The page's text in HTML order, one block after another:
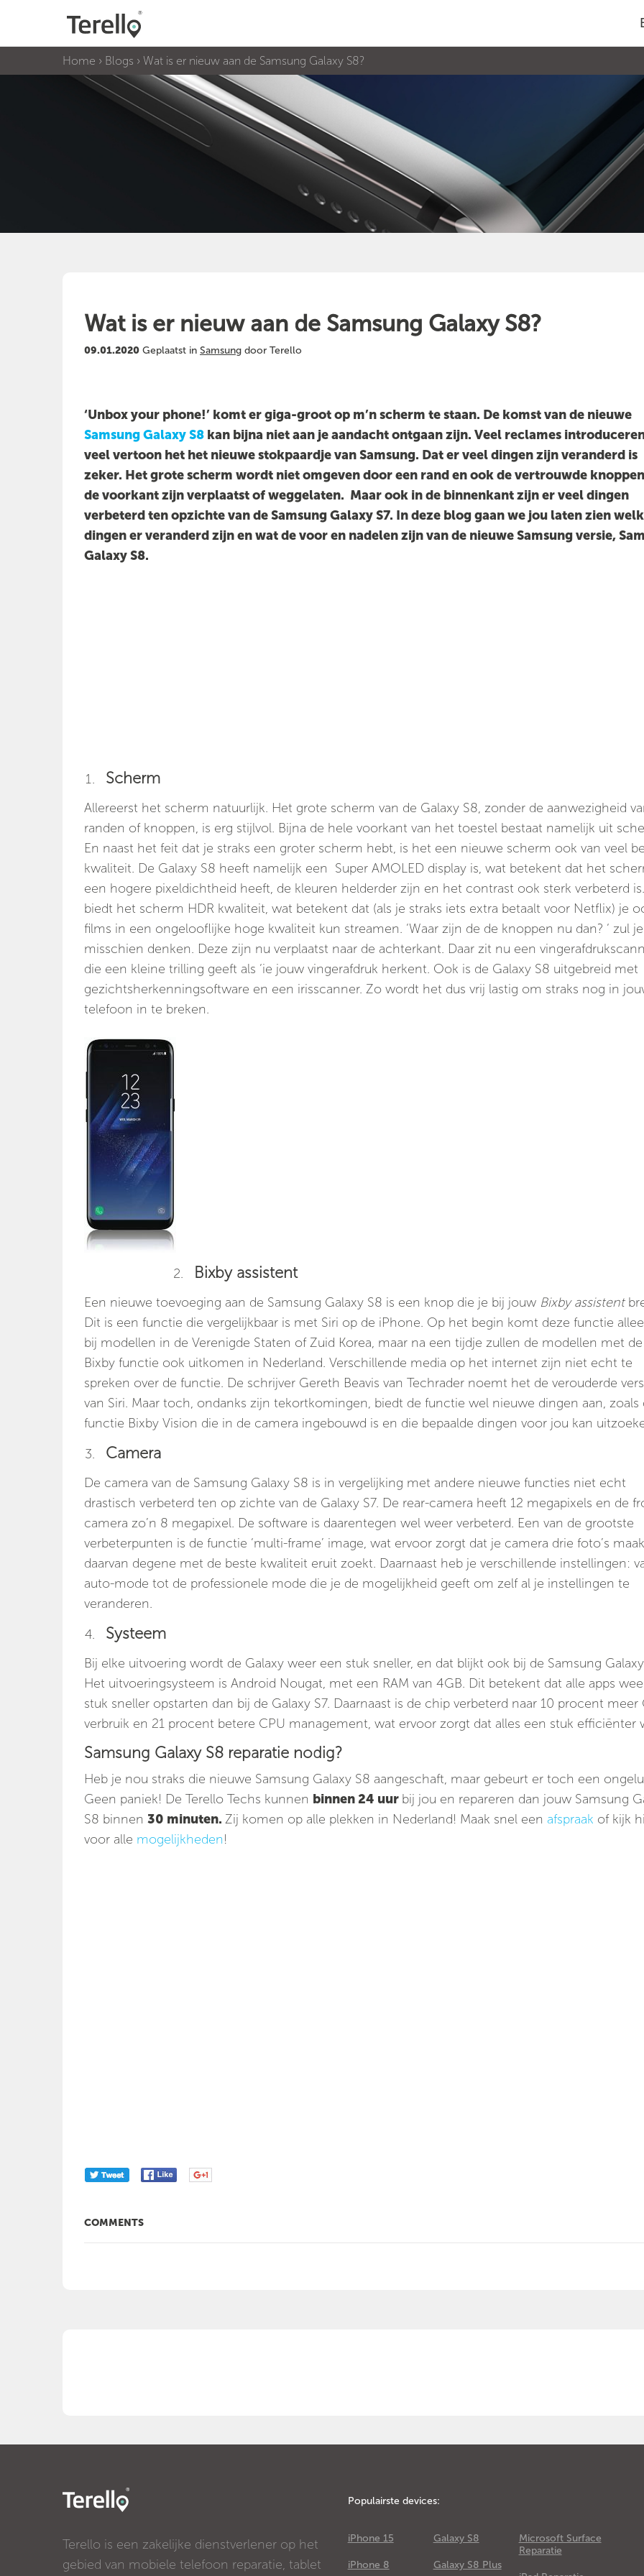
Home › Blogs › Wat is er nieuw aan de Samsung Galaxy S8?
Wat is er nieuw aan de Samsung Galaxy S8?
09.01.2020 Geplaatst in Samsung door Terello
‘Unbox your phone!’ komt er giga-groot op m’n scherm te staan. De komst van de nieuwe
Samsung Galaxy S8 kan bijna niet aan je aandacht ontgaan zijn. Veel reclames
veel vertoon het het nieuwe stokpaardje van Samsung. Dat er veel dingen zijn veranderd is
zeker. Het grote scherm wordt niet omgeven door een rand en ook de vertrouwde
de voorkant zijn verplaatst of weggelaten. Maar ook in de binnenkant zijn er veel dingen
verbeterd ten opzichte van de Samsung Galaxy S7. In deze blog gaan we jou laten zien
dingen er veranderd zijn en wat de voor en nadelen zijn van de nieuwe Samsung versie,
Galaxy S8.
Scherm
Allereerst het scherm natuurlijk. Het grote scherm van de Galaxy S8, zonder de aanwezigheid
randen of knoppen, is erg stijlvol. Bijna de hele voorkant van het toestel bestaat namelijk uit
En naast het feit dat je straks een groter scherm hebt, is het een nieuwe scherm ook van veel
kwaliteit. De Galaxy S8 heeft namelijk een Super AMOLED display is, wat betekent dat het
een hogere pixeldichtheid heeft, de kleuren helderder zijn en het contrast ook sterk verbeterd
biedt het scherm HDR kwaliteit, wat betekent dat (als je straks iets extra betaalt voor Netflix) je
films in een ongelooflijke hoge kwaliteit kun streamen. ‘Waar zijn de de knoppen nu dan? ‘ zul je
misschien denken. Deze zijn nu verplaatst naar de achterkant. Daar zit nu een
die een kleine trilling geeft als ‘ie jouw vingerafdruk herkent. Ook is de Galaxy S8 uitgebreid met
gezichtsherkenningsoftware en een irisscanner. Zo wordt het dus vrij lastig om straks nog in
telefoon in te breken.
Bixby assistent
Een nieuwe toevoeging aan de Samsung Galaxy S8 is een knop die je bij jouw Bixby assistent
Dit is een functie die vergelijkbaar is met Siri op de iPhone. Op het begin komt deze functie
bij modellen in de Verenigde Staten of Zuid Korea, maar na een tijdje zullen de modellen met de
Bixby functie ook uitkomen in Nederland. Verschillende media op het internet zijn niet echt te
spreken over de functie. De schrijver Gereth Beavis van Techrader noemt het de verouderde
van Siri. Maar toch, ondanks zijn tekortkomingen, biedt de functie wel nieuwe dingen aan, zoals
functie Bixby Vision die in de camera ingebouwd is en die bepaalde dingen voor jou kan
Camera
De camera van de Samsung Galaxy S8 is in vergelijking met andere nieuwe functies niet echt
drastisch verbeterd ten op zichte van de Galaxy S7. De rear-camera heeft 12 megapixels en de
camera zo’n 8 megapixel. De software is daarentegen wel weer verbeterd. Een van de grootste
verbeterpunten is de functie ‘multi-frame’ image, wat ervoor zorgt dat je camera drie foto’s
daarvan degene met de beste kwaliteit eruit zoekt. Daarnaast heb je verschillende instellingen:
auto-mode tot de professionele mode die je de mogelijkheid geeft om zelf al je instellingen te
veranderen.
Systeem
Bij elke uitvoering wordt de Galaxy weer een stuk sneller, en dat blijkt ook bij de Samsung
Het uitvoeringsysteem is Android Nougat, met een RAM van 4GB. Dit betekent dat alle apps
stuk sneller opstarten dan bij de Galaxy S7. Daarnaast is de chip verbeterd naar 10 procent meer
verbruik en 21 procent betere CPU management, wat ervoor zorgt dat alles een stuk efficiënter
Samsung Galaxy S8 reparatie nodig?
Heb je nou straks die nieuwe Samsung Galaxy S8 aangeschaft, maar gebeurt er toch een
Geen paniek! De Terello Techs kunnen binnen 24 uur bij jou en repareren dan jouw Samsung
S8 binnen 30 minuten. Zij komen op alle plekken in Nederland! Maak snel een afspraak of kijk
voor alle mogelijkheden!
COMMENTS
Terello is een zakelijke dienstverlener op het
gebied van mobiele telefoon reparatie, tablet
Populairste devices:
iPhone 15
iPhone 8
Galaxy S8
Galaxy S8 Plus
Microsoft Surface
Reparatie